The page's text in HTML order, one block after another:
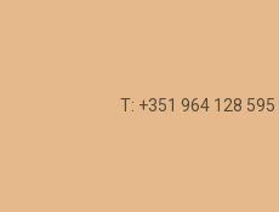
T: +351 964 128